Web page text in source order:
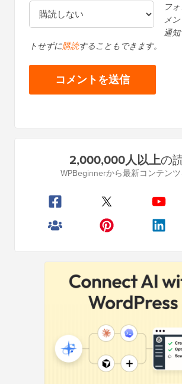
フ
メ
通
トせずに購読することもできます。
イ
2,000,000人以上の
WPBeginnerから最新コンテン